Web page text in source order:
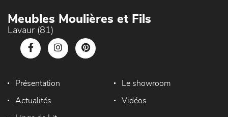
Meubles Moulières et Fils
Lavaur (81)
Présentation Le showroom
Actualités Vidéos